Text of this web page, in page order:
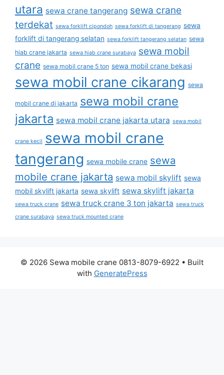
utara sewa crane tangerang sewa crane
terdekat sewa forklift cipondoh sewa forklift di tangerang sewa
forklift di tangerang selatan sewa forklift tangerang selatan sewa
hiab crane jakarta sewa hiab crane surabaya sewa mobil
crane sewa mobil crane 5 ton sewa mobil crane bekasi
sewa mobil crane cikarang sewa
mobil crane di jakarta sewa mobil crane
jakarta sewa mobil crane jakarta utara sewa mobil
crane kecil sewa mobil crane
tangerang sewa mobile crane sewa
mobile crane jakarta sewa mobil skylift sewa
mobil skylift jakarta sewa skylift sewa skylift jakarta
sewa truck crane sewa truck crane 3 ton jakarta sewa truck
crane surabaya sewa truck mounted crane
© 2026 Sewa mobile crane 0813-8079-6922 • Built
with GeneratePress